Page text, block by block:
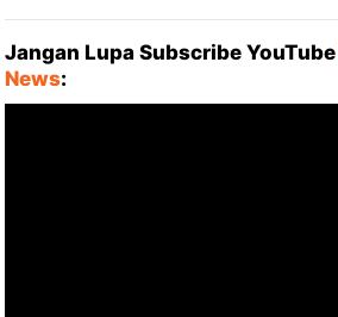
Jangan Lupa Subscribe YouTube
News: